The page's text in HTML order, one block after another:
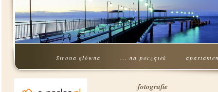
Strona główna ... na początek
fotografie